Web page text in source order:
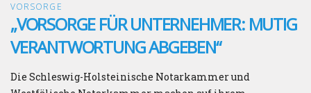
VORSORGE
„VORSORGE FÜR UNTERNEHMER: MUTIG
VERANTWORTUNG ABGEBEN“
Die Schleswig-Holsteinische Notarkammer und